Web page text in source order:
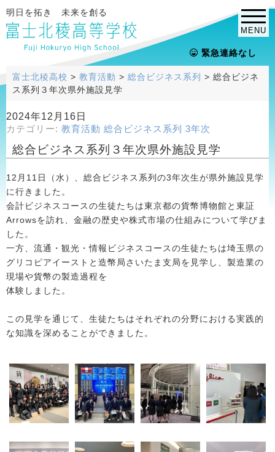
MENU
明日を拓き 未来を創る
緊急連絡なし
富士北稜高校 > 教育活動 > 総合ビジネス系列 > 総合ビジネ
ス系列３年次県外施設見学
2024年12月16日
カテゴリー: 教育活動 総合ビジネス系列 3年次
総合ビジネス系列３年次県外施設見学
12月11日（水）、総合ビジネス系列の3年次生が県外施設見学
に行きました。
会計ビジネスコースの生徒たちは東京都の貨幣博物館と東証
Arrowsを訪れ、金融の歴史や株式市場の仕組みについて学びま
した。
一方、流通・観光・情報ビジネスコースの生徒たちは埼玉県の
グリコピアイーストと造幣局さいたま支局を見学し、製造業の
現場や貨幣の製造過程を
体験しました。
この見学を通じて、生徒たちはそれぞれの分野における実践的
な知識を深めることができました。